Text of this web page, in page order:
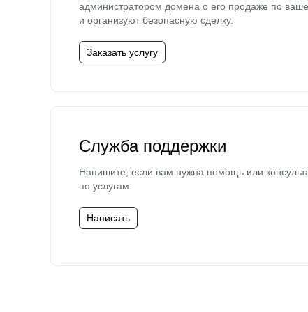
администратором домена о его продаже по
и организуют безопасную сделку.
Заказать услугу
Служба поддержки
Напишите, если вам нужна помощь или
по услугам.
Написать